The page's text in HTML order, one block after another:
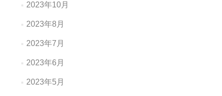
2023年10月
2023年8月
2023年7月
2023年6月
2023年5月